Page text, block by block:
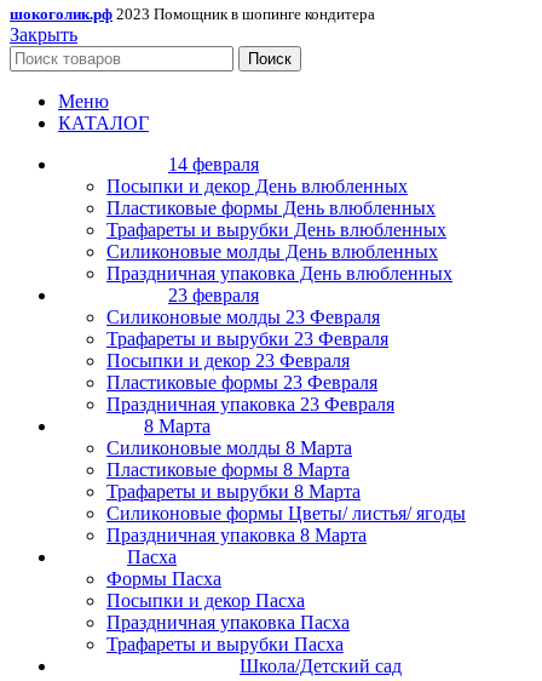
шокоголик.рф 2023 Помощник в шопинге кондитера
Закрыть
Поиск
Меню
КАТАЛОГ
14 февраля
Посыпки и декор День влюбленных
Пластиковые формы День влюбленных
Трафареты и вырубки День влюбленных
Силиконовые молды День влюбленных
Праздничная упаковка День влюбленных
23 февраля
Силиконовые молды 23 Февраля
Трафареты и вырубки 23 Февраля
Посыпки и декор 23 Февраля
Пластиковые формы 23 Февраля
Праздничная упаковка 23 Февраля
8 Марта
Силиконовые молды 8 Марта
Пластиковые формы 8 Марта
Трафареты и вырубки 8 Марта
Силиконовые формы Цветы/ листья/ ягоды
Праздничная упаковка 8 Марта
Пасха
Формы Пасха
Посыпки и декор Пасха
Праздничная упаковка Пасха
Трафареты и вырубки Пасха
Школа/Детский сад